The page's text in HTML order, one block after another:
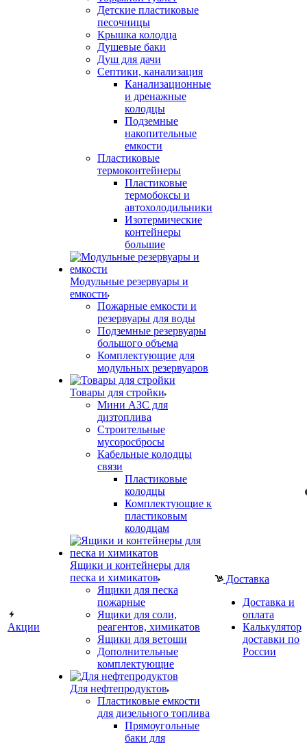
Акции
Детские пластиковые
песочницы
Крышка колодца
Душевые баки
Душ для дачи
Септики, канализация
Канализационные
и дренажные
колодцы
Подземные
накопительные
емкости
Пластиковые
термоконтейнеры
Пластиковые
термобоксы и
автохолодильники
Изотермические
контейнеры
большие
Модульные резервуары и
емкости
Пожарные емкости и
резервуары для воды
Подземные резервуары
большого объема
Комплектующие для
модульных резервуаров
Товары для стройки
Мини АЗС для
дизтоплива
Строительные
мусоросбросы
Кабельные колодцы
связи
Пластиковые
колодцы
Комплектующие к
пластиковым
колодцам
Ящики и контейнеры для
песка и химикатов
Ящики для песка
пожарные
Ящики для соли,
реагентов, химикатов
Ящики для ветоши
Дополнительные
комплектующие
Для нефтепродуктов
Пластиковые емкости
для дизельного топлива
Прямоугольные
баки для
Доставка
Доставка и
оплата
Калькулятор
доставки по
России